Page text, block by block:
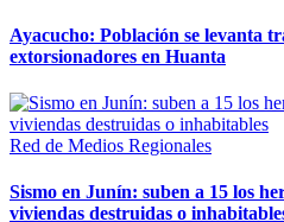
Ayacucho: Población se levanta
extorsionadores en Huanta
Red de Medios Regionales
Sismo en Junín: suben a 15 los
viviendas destruidas o